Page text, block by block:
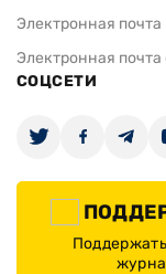
Электронная
Электронная
СОЦСЕТИ